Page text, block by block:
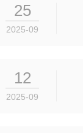
25
2025-09
12
2025-09